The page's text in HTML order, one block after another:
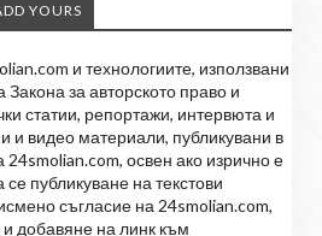
YOURS
и технологиите, използвани
Закона за авторското право и
статии, репортажи, интервюта и
и видео материали, публикувани в
24smolian.com, освен ако изрично е
публикуване на текстови
съгласие на 24smolian.com,
добавяне на линк към